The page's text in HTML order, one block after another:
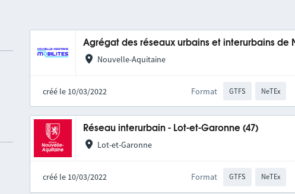
Agrégat des réseaux urbains et interurbains de
Nouvelle-Aquitaine
créé le 10/03/2022 Format GTFS NeTEx
Réseau interurbain - Lot-et-Garonne (47)
Lot-et-Garonne
créé le 10/03/2022 Format GTFS NeTEx